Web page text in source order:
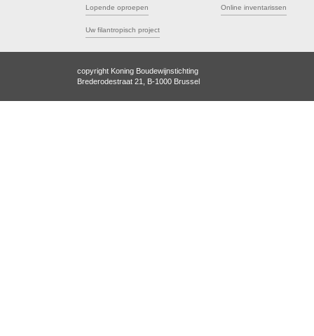
Lopende oproepen
Uw filantropisch project
Online inventarissen
copyright Koning Boudewijnstichting
Brederodestraat 21, B-1000 Brussel